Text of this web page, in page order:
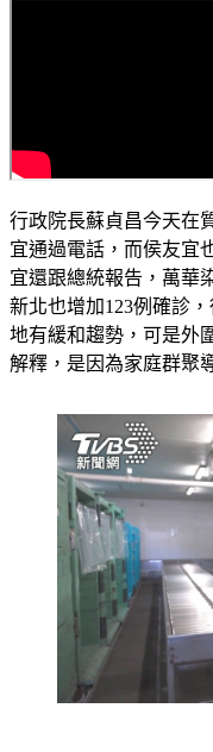
行政院長蘇貞昌今天在
宜通過電話，而侯友宜
宜還跟總統報告，萬華
新北也增加123例確診
地有緩和趨勢，可是外